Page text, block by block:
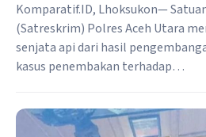
Komparatif.ID, Lhoksukon—
(Satreskrim) Polres Aceh Utara
senjata api dari hasil
kasus penembakan terhadap…